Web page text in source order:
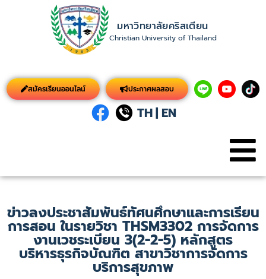
มหาวิทยาลัยคริสเตียน
Christian University of Thailand
สมัครเรียนออนไลน์ ประกาศผลสอบ
TH| EN
ข่าวลงประชาสัมพันธ์ทัศนศึกษาและการเรียน
การสอน ในรายวิชา THSM3302 การจัดการ
งานเวชระเบียน 3(2-2-5) หลักสูตร
บริหารธุรกิจบัณฑิต สาขาวิชาการจัดการ
บริการสุขภาพ